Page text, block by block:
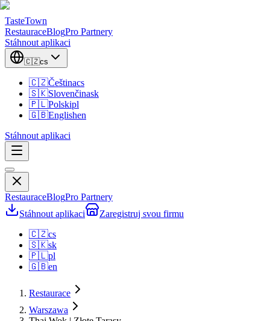
TasteTown
RestauraceBlogPro Partnery
Stáhnout aplikaci
🇨🇿cs
🇨🇿Češtinacs
🇸🇰Slovenčinask
🇵🇱Polskipl
🇬🇧Englishen
Stáhnout aplikaci
RestauraceBlogPro Partnery
Stáhnout aplikaci
Zaregistruj svou firmu
🇨🇿cs
🇸🇰sk
🇵🇱pl
🇬🇧en
Restaurace
Warszawa